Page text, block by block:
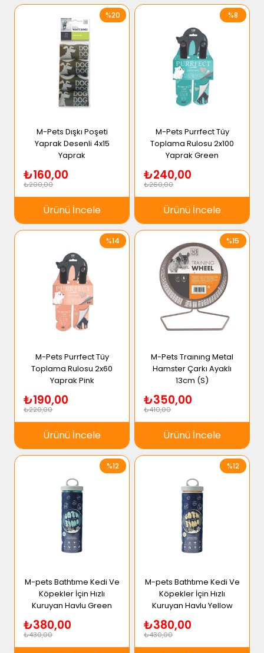
M-Pets Dışkı Poşeti
Yaprak Desenli 4x15
Yaprak
₺160,00
₺200,00
Ürünü İncele
%20
M-Pets Purrfect Tüy
Toplama Rulosu 2x100
Yaprak Green
₺240,00
₺260,00
Ürünü İncele
%8
M-Pets Purrfect Tüy
Toplama Rulosu 2x60
Yaprak Pink
₺190,00
₺220,00
Ürünü İncele
%14
M-Pets Traınıng Metal
Hamster Çarkı Ayaklı
13cm (S)
₺350,00
₺410,00
Ürünü İncele
%15
M-pets Bathtıme Kedi Ve
Köpekler İçin Hızlı
Kuruyan Havlu Green
₺380,00
₺430,00
%12
M-pets Bathtıme Kedi Ve
Köpekler İçin Hızlı
Kuruyan Havlu Yellow
₺380,00
₺430,00
%12